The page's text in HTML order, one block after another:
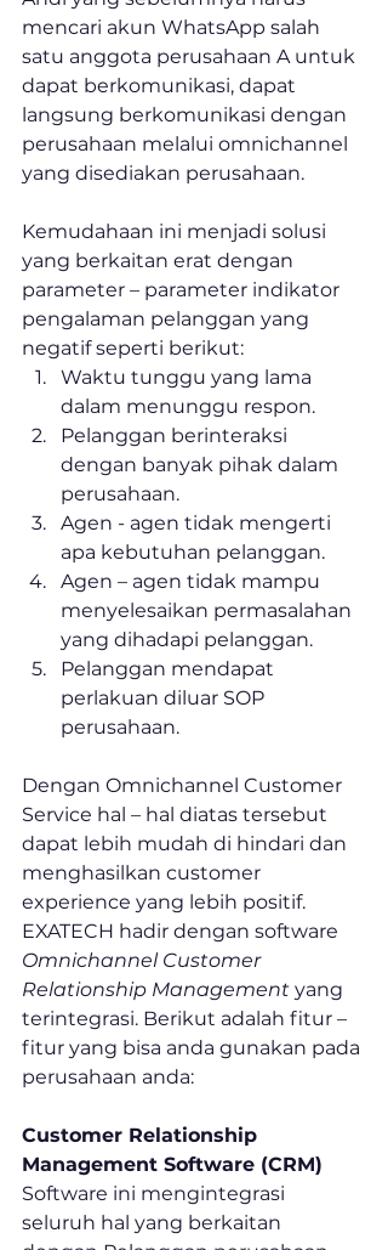
mencari akun WhatsApp salah
satu anggota perusahaan A untuk
dapat berkomunikasi, dapat
langsung berkomunikasi dengan
perusahaan melalui omnichannel
yang disediakan perusahaan.
Kemudahaan ini menjadi solusi
yang berkaitan erat dengan
parameter – parameter indikator
pengalaman pelanggan yang
negatif seperti berikut:
Waktu tunggu yang lama
dalam menunggu respon.
Pelanggan berinteraksi
dengan banyak pihak dalam
perusahaan.
Agen - agen tidak mengerti
apa kebutuhan pelanggan.
Agen – agen tidak mampu
menyelesaikan permasalahan
yang dihadapi pelanggan.
Pelanggan mendapat
perlakuan diluar SOP
perusahaan.
Dengan Omnichannel Customer
Service hal – hal diatas tersebut
dapat lebih mudah di hindari dan
menghasilkan customer
experience yang lebih positif.
EXATECH hadir dengan software
Omnichannel Customer
Relationship Management yang
terintegrasi. Berikut adalah fitur –
fitur yang bisa anda gunakan pada
perusahaan anda:
Customer Relationship
Management Software (CRM)
Software ini mengintegrasi
seluruh hal yang berkaitan